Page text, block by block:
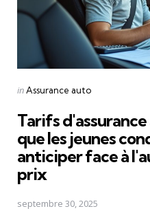
Posted
inAssurance auto
Tarifs
que les jeunes
anticiper face à
prix
septembre 30, 2025